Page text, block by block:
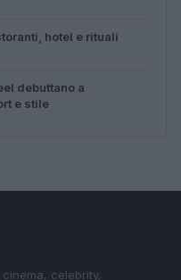
hotel e rituali
debuttano a
e stile
celebrity,